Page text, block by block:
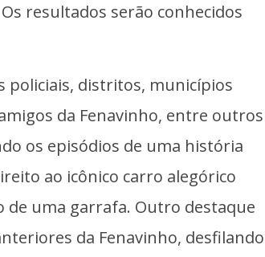
resultados serão conhecidos
policiais, distritos, municípios
da Fenavinho, entre outros
os episódios de uma história
ao icônico carro alegórico
uma garrafa. Outro destaque
da Fenavinho, desfilando